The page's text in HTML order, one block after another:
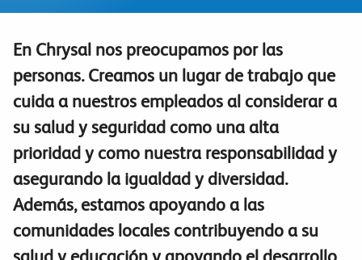
En Chrysal nos preocupamos por las
personas. Creamos un lugar de trabajo que
cuida a nuestros empleados al considerar a
su salud y seguridad como una alta
prioridad y como nuestra responsabilidad y
asegurando la igualdad y diversidad.
Además, estamos apoyando a las
comunidades locales contribuyendo a su